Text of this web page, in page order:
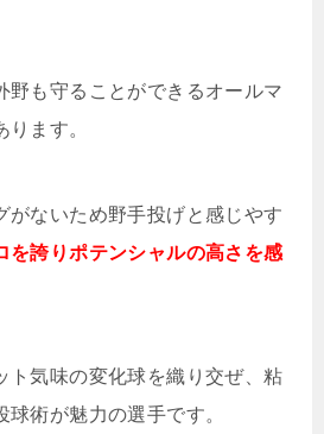
野も守ることができるオールマ
ます。
がないため野手投げと感じやす
を誇りポテンシャルの高さを感
ト気味の変化球を織り交ぜ、粘
球術が魅力の選手です。